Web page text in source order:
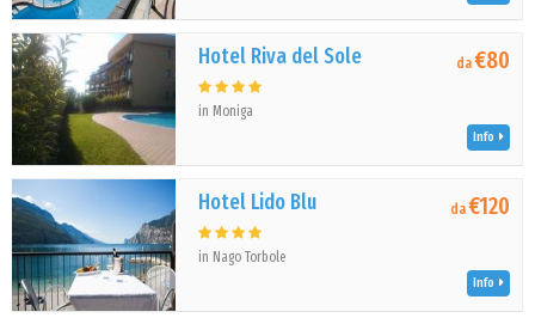
Hotel Riva del Sole
in Moniga
da€80
Info
Hotel Lido Blu
in Nago Torbole
da€120
Info